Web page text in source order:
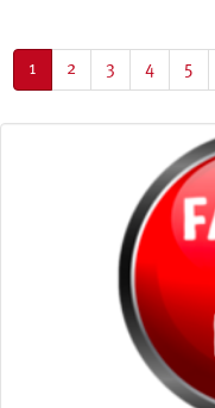
Page
courante
1 Page
2 Page
3 Page
4 Page
5